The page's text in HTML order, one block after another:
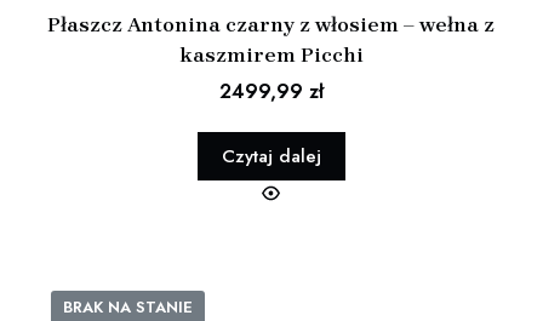
Płaszcz Antonina czarny z włosiem – wełna z
kaszmirem Picchi
2499,99 zł
Czytaj dalej
BRAK NA STANIE